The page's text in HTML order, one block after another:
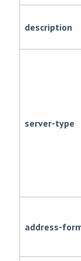
description
server-type
address-